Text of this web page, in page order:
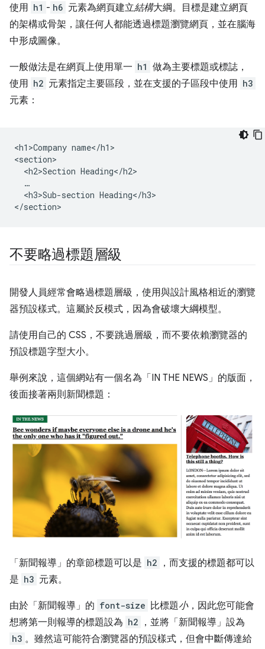
使用 h1 - h6 元素為網頁建立結構大綱。目標是建立網頁
的架構或骨架，讓任何人都能透過標題瀏覽網頁，並在腦海
中形成圖像。
一般做法是在網頁上使用單一 h1 做為主要標題或標誌，
使用 h2 元素指定主要區段，並在支援的子區段中使用 h3
元素：
<h1>Company name</h1>
<section>
  <h2>Section Heading</h2>
  …
  <h3>Sub-section Heading</h3>
不要略過標題層級
開發人員經常會略過標題層級，使用與設計風格相近的瀏覽
器預設樣式。這屬於反模式，因為會破壞大綱模型。
請使用自己的 CSS，不要跳過層級，而不要依賴瀏覽器的
預設標題字型大小。
舉例來說，這個網站有一個名為「IN THE NEWS」的版面，
後面接著兩則新聞標題：
「新聞報導」的章節標題可以是 h2
，而支援的標題都可以
是 h3 元素。
由於「新聞報導」的 font-size 比標題小，因此您可能會
想將第一則報導的標題設為 h2 ，並將「新聞報導」設為
h3 。雖然這可能符合瀏覽器的預設樣式，但會中斷傳達給